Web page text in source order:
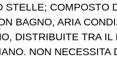
STELLE; COMPOSTO
BAGNO, ARIA
DISTRIBUITE TRA IL
NON NECESSITA